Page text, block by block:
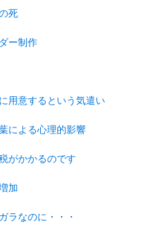
死
ー制作
用意するという気遣い
による心理的影響
がかかるのです
加
ラなのに・・・